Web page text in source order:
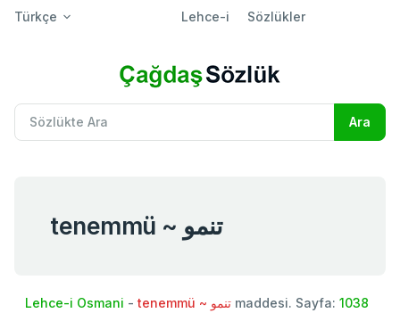
Türkçe Lehce-i Sözlükler
tenemmü ~ تنمو
Lehce-i Osmani - tenemmü ~ تنمو maddesi. Sayfa: 1038